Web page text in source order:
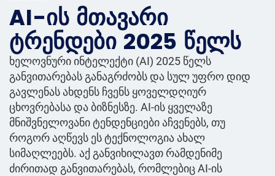
AI-ის მთავარი
ტრენდები 2025 წელს
ხელოვნური ინტელექტი (AI) 2025 წელს
განვითარებას განაგრძობს და სულ უფრო დიდ
გავლენას ახდენს ჩვენს ყოველდღიურ
ცხოვრებასა და ბიზნესზე. AI-ის ყველაზე
მნიშვნელოვანი ტენდენციები აჩვენებს, თუ
როგორ აღწევს ეს ტექნოლოგია ახალ
სიმაღლეებს. აქ განვიხილავთ რამდენიმე
ძირითად განვითარებას, რომლებიც AI-ის